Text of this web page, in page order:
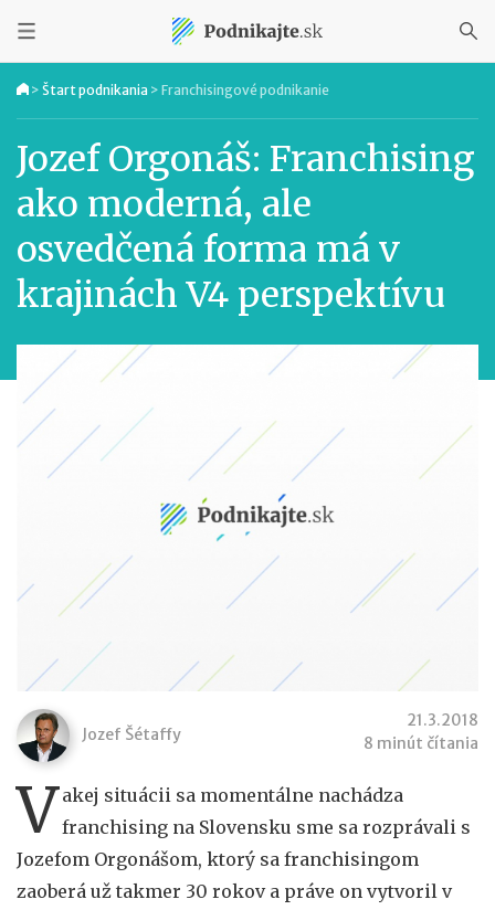
> Štart podnikania > Franchisingové podnikanie
Jozef Orgonáš: Franchising
ako moderná, ale
osvedčená forma má v
krajinách V4 perspektívu
Jozef Šétaffy
21.3.2018
8 minút čítania
V akej situácii sa momentálne nachádza
franchising na Slovensku sme sa rozprávali s
Jozefom Orgonášom, ktorý sa franchisingom
zaoberá už takmer 30 rokov a práve on vytvoril v